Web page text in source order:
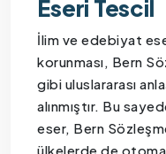
Eseri Tescil
İlim ve edebiyat
korunması, Bern
gibi uluslararası
alınmıştır. Bu
eser, Bern
ülkelerde de